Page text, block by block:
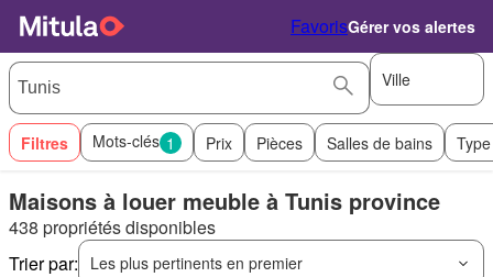
FavorisGérer vos alertes
Ville
Filtres Mots-clés 1 Prix Pièces Salles de bains
Maisons à louer meuble à Tunis province
438 propriétés disponibles
Trier par:
Les plus pertinents en premier